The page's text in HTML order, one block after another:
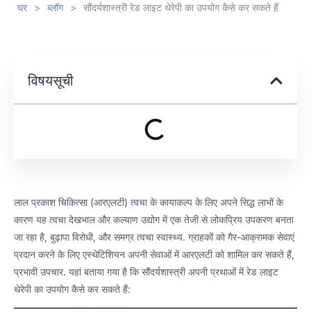
घर > ब्लॉग > सौंदर्यशास्त्री रेड लाइट थेरेपी का उपयोग कैसे कर सकते हैं
विषयसूची
लाल प्रकाश चिकित्सा (आरएलटी) त्वचा के कायाकल्प के लिए अपने सिद्ध लाभों के
कारण यह त्वचा देखभाल और कल्याण उद्योग में एक तेजी से लोकप्रिय उपकरण बनता
जा रहा है, बुढ़ापा विरोधी, और समग्र त्वचा स्वास्थ्य. ग्राहकों को गैर-आक्रामक सेवाएं
प्रदान करने के लिए एस्थेटिशियन अपनी सेवाओं में आरएलटी को शामिल कर सकते हैं,
प्रभावी उपचार. यहां बताया गया है कि सौंदर्यशास्त्री अपनी प्रथाओं में रेड लाइट
थेरेपी का उपयोग कैसे कर सकते हैं: